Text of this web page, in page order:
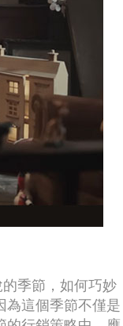
季節，如何巧妙
為這個季節不僅是